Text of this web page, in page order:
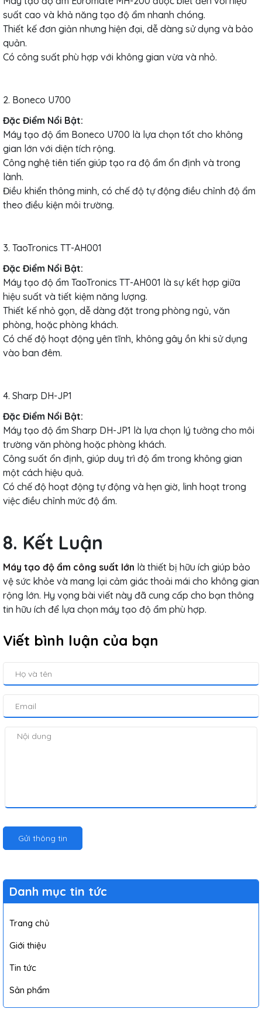
suất cao và khả năng tạo độ ẩm nhanh chóng.
Thiết kế đơn giản nhưng hiện đại, dễ dàng sử dụng và bảo
quản.
Có công suất phù hợp với không gian vừa và nhỏ.
2. Boneco U700
Đặc Điểm Nổi Bật:
Máy tạo độ ẩm Boneco U700 là lựa chọn tốt cho không
gian lớn với diện tích rộng.
Công nghệ tiên tiến giúp tạo ra độ ẩm ổn định và trong
lành.
Điều khiển thông minh, có chế độ tự động điều chỉnh độ ẩm
theo điều kiện môi trường.
3. TaoTronics TT-AH001
Đặc Điểm Nổi Bật:
Máy tạo độ ẩm TaoTronics TT-AH001 là sự kết hợp giữa
hiệu suất và tiết kiệm năng lượng.
Thiết kế nhỏ gọn, dễ dàng đặt trong phòng ngủ, văn
phòng, hoặc phòng khách.
Có chế độ hoạt động yên tĩnh, không gây ồn khi sử dụng
vào ban đêm.
4. Sharp DH-JP1
Đặc Điểm Nổi Bật:
Máy tạo độ ẩm Sharp DH-JP1 là lựa chọn lý tưởng cho môi
trường văn phòng hoặc phòng khách.
Công suất ổn định, giúp duy trì độ ẩm trong không gian
một cách hiệu quả.
Có chế độ hoạt động tự động và hẹn giờ, linh hoạt trong
việc điều chỉnh mức độ ẩm.
8. Kết Luận
Máy tạo độ ẩm công suất lớn là thiết bị hữu ích giúp bảo
vệ sức khỏe và mang lại cảm giác thoải mái cho không gian
rộng lớn. Hy vọng bài viết này đã cung cấp cho bạn thông
tin hữu ích để lựa chọn máy tạo độ ẩm phù hợp.
Viết bình luận của bạn
Gửi thông tin
Danh mục tin tức
Trang chủ
Giới thiệu
Tin tức
Sản phẩm